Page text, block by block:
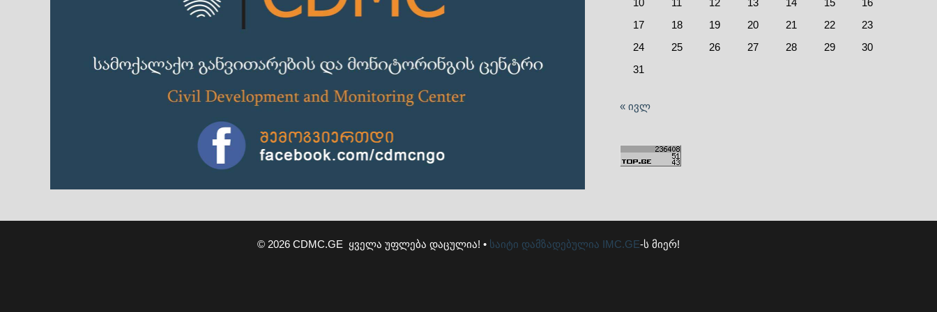
10 11 12 13 14 15
16
17
18 19 20 21 22
23
24
25 26 27 28 29
30
31
« ივლ
© 2026 CDMC.GE ყველა უფლება დაცულია! • საიტი დამზადებულია IMC.GE-ს მიერ!